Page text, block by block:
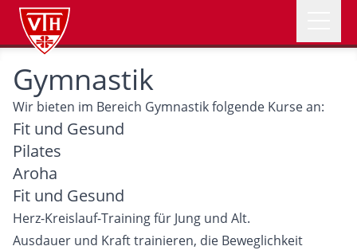
VTH Logo
NEWS
ABTEILUNGEN
VEREIN
ÜBER UNS
Gymnastik
Wir bieten im Bereich Gymnastik folgende Kurse an:
Fit und Gesund
Pilates
Aroha
Fit und Gesund
Herz-Kreislauf-Training für Jung und Alt.
Ausdauer und Kraft trainieren, die Beweglichkeit